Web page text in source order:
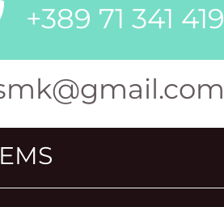
+389 71 341 419